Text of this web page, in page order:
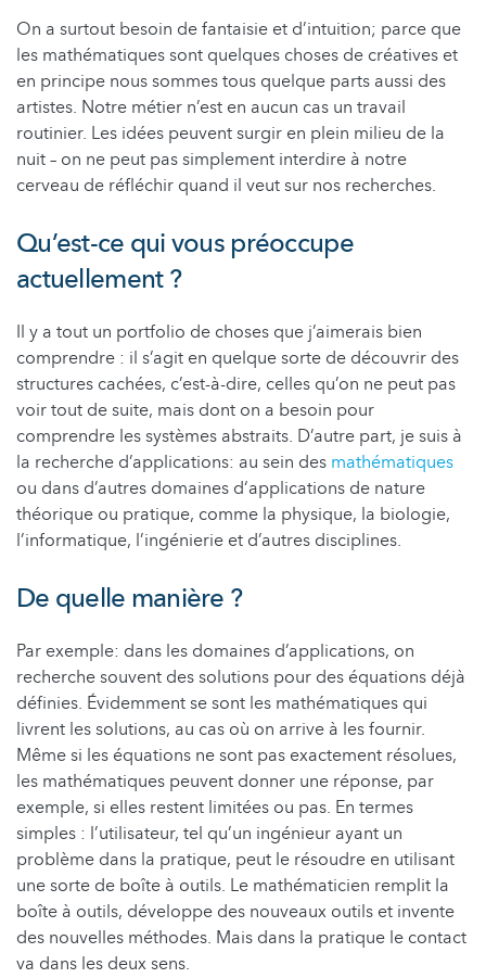
On a surtout besoin de fantaisie et d’intuition; parce que
les mathématiques sont quelques choses de créatives et
en principe nous sommes tous quelque parts aussi des
artistes. Notre métier n’est en aucun cas un travail
routinier. Les idées peuvent surgir en plein milieu de la
nuit – on ne peut pas simplement interdire à notre
cerveau de réfléchir quand il veut sur nos recherches.
Qu’est-ce qui vous préoccupe
actuellement ?
Il y a tout un portfolio de choses que j’aimerais bien
comprendre : il s’agit en quelque sorte de découvrir des
structures cachées, c’est-à-dire, celles qu’on ne peut pas
voir tout de suite, mais dont on a besoin pour
comprendre les systèmes abstraits. D’autre part, je suis à
la recherche d’applications: au sein des mathématiques
ou dans d’autres domaines d‘applications de nature
théorique ou pratique, comme la physique, la biologie,
l’informatique, l’ingénierie et d’autres disciplines.
De quelle manière ?
Par exemple: dans les domaines d’applications, on
recherche souvent des solutions pour des équations déjà
définies. Évidemment se sont les mathématiques qui
livrent les solutions, au cas où on arrive à les fournir.
Même si les équations ne sont pas exactement résolues,
les mathématiques peuvent donner une réponse, par
exemple, si elles restent limitées ou pas. En termes
simples : l’utilisateur, tel qu’un ingénieur ayant un
problème dans la pratique, peut le résoudre en utilisant
une sorte de boîte à outils. Le mathématicien remplit la
boîte à outils, développe des nouveaux outils et invente
des nouvelles méthodes. Mais dans la pratique le contact
va dans les deux sens.